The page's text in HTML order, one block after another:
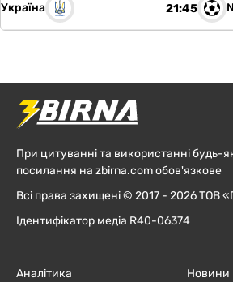
Україна 21:45
При цитуванні та використанні будь-
посилання на zbirna.com обов'язкове
Всі права захищені © 2017 - 2026 ТОВ
Ідентифікатор медіа R40-06374
Аналітика
Новини